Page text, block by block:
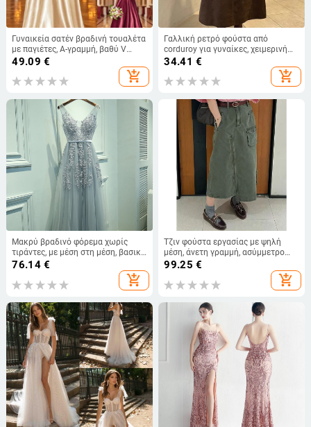
Γυναικεία σατέν βραδινή τουαλέτα
με παγιέτες, Α-γραμμή, βαθύ V
ντεκολτέ, χωρίς μανίκια
49.09 €
add_shopping_cart
Γαλλική ρετρό φούστα από
corduroy για γυναίκες, χειμερινή
συλλογή 2025, κομψή καφέ μακριά
34.41 €
add_shopping_cart
Μακρύ βραδινό φόρεμα χωρίς
τιράντες, με μέση στη μέση, βασικό
ύφασμα πολυεστέρας και
76.14€
add_shopping_cart
Τζιν φούστα εργασίας με ψηλή
μέση, άνετη γραμμή, ασύμμετρο
τελείωμα και σχίσιμο, Κορεατικό
στυλ με ρομαντική νότα Χονγκ
Κονγκ, μεσαίου μήκους, για
99.25 €
add_shopping_cart